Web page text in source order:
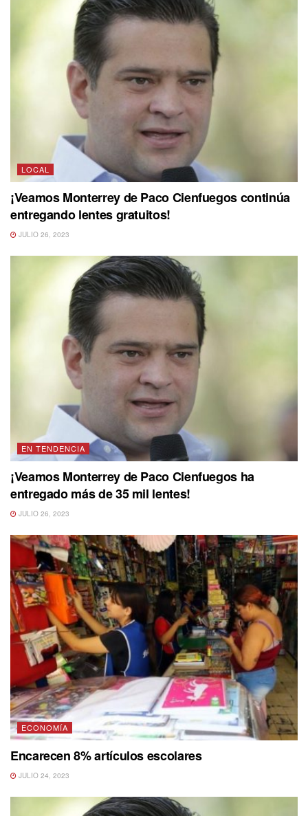
LOCAL
¡Veamos Monterrey de Paco Cienfuegos continúa
entregando lentes gratuitos!
JULIO 26, 2023
EN TENDENCIA
¡Veamos Monterrey de Paco Cienfuegos ha
entregado más de 35 mil lentes!
JULIO 26, 2023
ECONOMÍA
Encarecen 8% artículos escolares
JULIO 24, 2023